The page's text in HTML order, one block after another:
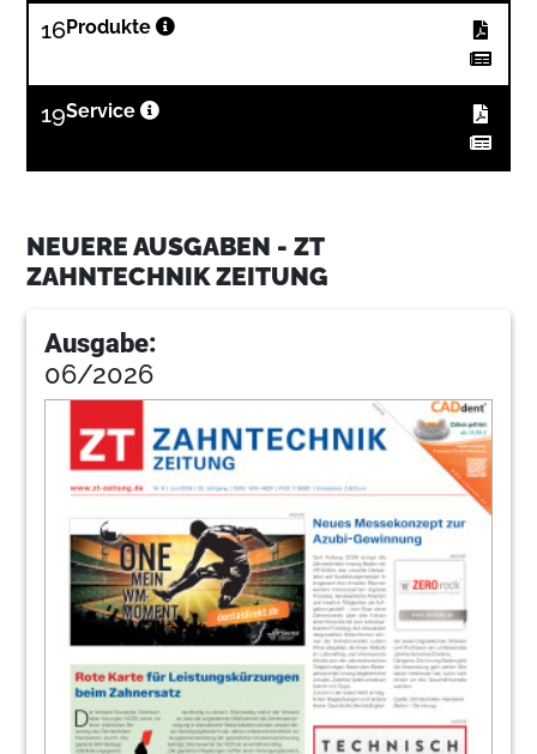
16Produkte
19Service
NEUERE AUSGABEN - ZT
ZAHNTECHNIK ZEITUNG
Ausgabe:
06/2026